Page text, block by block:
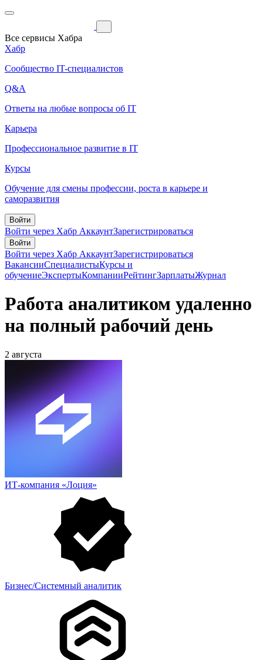
Все сервисы Хабра
Хабр
Сообщество IT-специалистов
Q&A
Ответы на любые вопросы об IT
Карьера
Профессиональное развитие в IT
Курсы
Обучение для смены профессии, роста в карьере и
саморазвития
Войти
Войти через Хабр АккаунтЗарегистрироваться
Войти
Войти через Хабр АккаунтЗарегистрироваться
ВакансииСпециалистыКурсы и
обучениеЭкспертыКомпанииРейтингЗарплатыЖурнал
Работа аналитиком удаленно
на полный рабочий день
2 августа
ИТ-компания «Лоция»
Бизнес/Системный аналитик